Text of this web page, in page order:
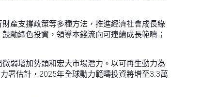
產支撐政策等多種方法，推進經濟社會成長綠
勵綠色投資，領導本錢流向可連續成長範疇；
弱增加勢頭和宏大市場潛力。以可再生動力為
署估計，2025年全球動力範疇投資將增至3.3萬